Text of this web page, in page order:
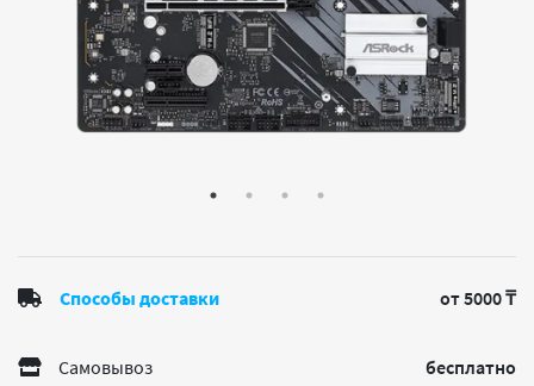
Способы доставки от 5000 ₸
Самовывоз бесплатно